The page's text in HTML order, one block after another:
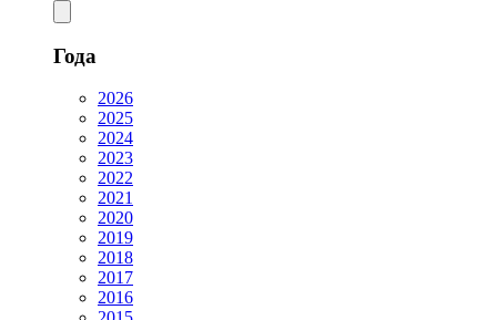
Года
2026
2025
2024
2023
2022
2021
2020
2019
2018
2017
2016